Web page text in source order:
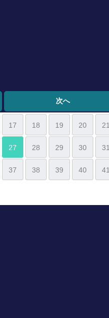
次へ
17 18 19 20 21
27 28 29 30 31
37 38 39 40 41